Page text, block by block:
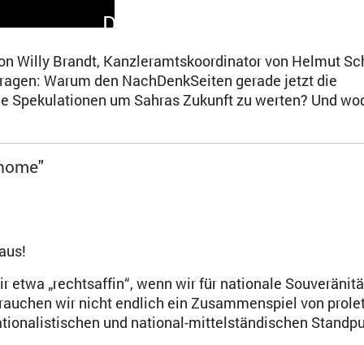
Dr. Diether Dehm
Willy Brandt, Kanzleramtskoordinator von Helmut
Warum den NachDenkSeiten gerade jetzt die
um Sahras Zukunft zu werten? Und
etwa „rechtsaffin“, wenn wir für nationale
wir nicht endlich ein Zusammenspiel von
und national-mittelständischen